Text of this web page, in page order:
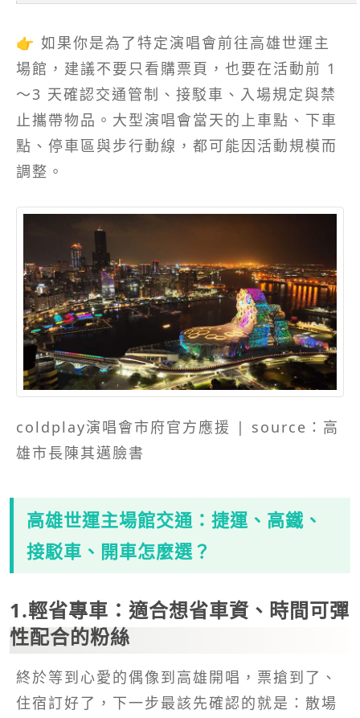
👉 如果你是為了特定演唱會前往高雄世運主
場館，建議不要只看購票頁，也要在活動前 1
～3 天確認交通管制、接駁車、入場規定與禁
止攜帶物品。大型演唱會當天的上車點、下車
點、停車區與步行動線，都可能因活動規模而
調整。
coldplay演唱會市府官方應援 | source：高
雄市長陳其邁臉書
高雄世運主場館交通：捷運、高鐵、
接駁車、開車怎麼選？
1.輕省專車：適合想省車資、時間可彈
性配合的粉絲
終於等到心愛的偶像到高雄開唱，票搶到了、
住宿訂好了，下一步最該先確認的就是：散場